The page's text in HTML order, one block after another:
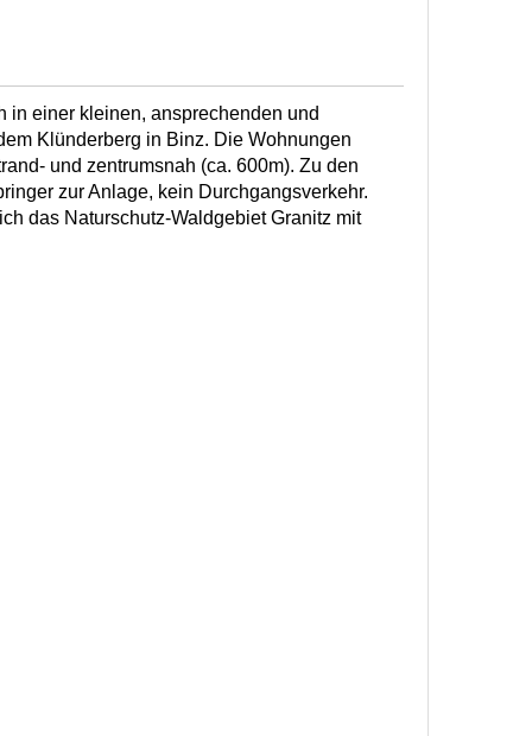
in einer kleinen, ansprechenden und
Klünderberg in Binz. Die Wohnungen
und zentrumsnah (ca. 600m). Zu den
zur Anlage, kein Durchgangsverkehr.
das Naturschutz-Waldgebiet Granitz mit